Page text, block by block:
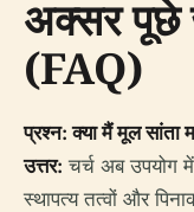
अक्सर पूछे
(FAQ)
प्रश्न: क्या मैं मूल सांता
उत्तर: चर्च अब उपयोग
स्थापत्य तत्वों और